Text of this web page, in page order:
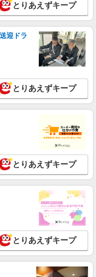
350,000円 固定残業代:
（11時間相当） ＊基本給
合は10,000円（5時間相
円を超える場合は5,000円（2
業代として支給し、相当時
は法定どおり追加で支給
3ヶ月 ※経験・能力による
円 〜 350000 円
湘南GATE店 神奈川県
ODAKYU湘南GATE 4F
詳細を見る
】
279,340円 試用期間なし ※
・能力による 【試用期間】時給 0 円 〜 0 円
契約社員【藤沢市エリア】
詳細を見る
の携帯販売スタッフ
260,200円 固定残業代:
円以上 ※経験・能力による
とりあえずキープ
迎ドラ
とりあえずキープ
とりあえずキープ
とりあえずキープ